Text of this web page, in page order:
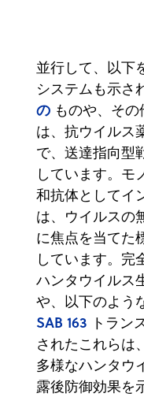
並行して、以下
システムも示さ
の ものや、その
は、抗ウイルス
で、送達指向型
しています。モ
和抗体としてイ
は、ウイルスの
に焦点を当てた
しています。完
ハンタウイルス
や、以下のよう
SAB 163 トラン
されたこれらは
多様なハンタウ
露後防御効果を